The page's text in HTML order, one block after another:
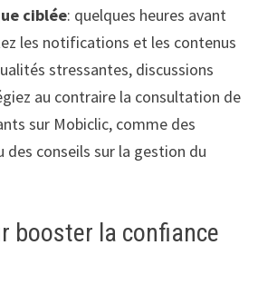
ciblée: quelques heures avant
les notifications et les contenus
stressantes, discussions
au contraire la consultation de
sur Mobiclic, comme des
des conseils sur la gestion du
booster la confiance